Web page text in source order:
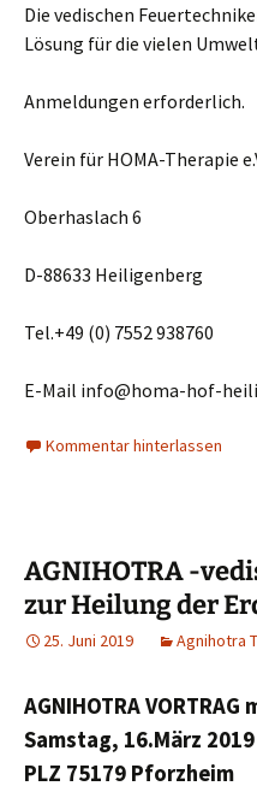
Die vedischen
Lösung für die vielen
Anmeldungen erforderlich.
Verein für HOMA-Therapie
Oberhaslach 6
D-88633 Heiligenberg
Tel.+49 (0) 7552 938760
E-Mail info@homa-hof-
Kommentar hinterlassen
AGNIHOTRA -
zur Heilung der
25. Juni 2019 Agnihotra
AGNIHOTRA
Samstag, 16.März
PLZ 75179 Pforzheim